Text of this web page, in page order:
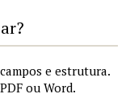
e estrutura.
ou Word.